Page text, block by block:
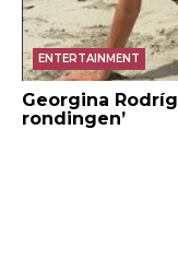
ENTERTAINMENT
Georgina
rondingen’